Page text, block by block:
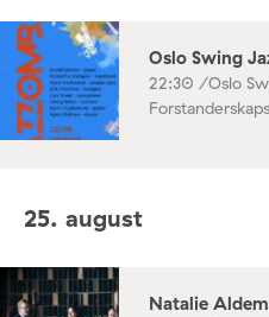
Oslo Swing
22:30 /Oslo
25. august
Natalie